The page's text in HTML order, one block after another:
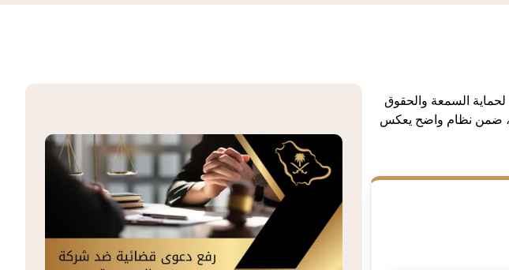
السمعة والحقوق
ضمن نظام واضح يعكس